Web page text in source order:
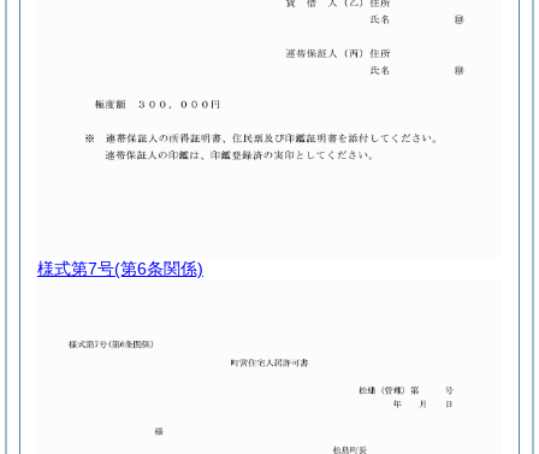
様式第7号(第6条関係)